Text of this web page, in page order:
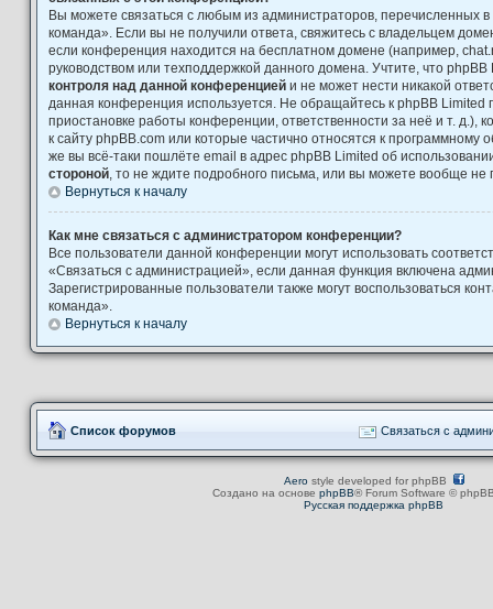
Вы можете связаться с любым из администраторов, перечисленных
команда». Если вы не получили ответа, свяжитесь с владельцем
если конференция находится на бесплатном домене (например,
руководством или техподдержкой данного домена. Учтите, что
контроля над данной конференцией и не может нести никакой
данная конференция используется. Не обращайтесь к phpBB Limited
приостановке работы конференции, ответственности за неё и т. д.),
к сайту phpBB.com или которые частично относятся к программному
же вы всё-таки пошлёте email в адрес phpBB Limited об
стороной , то не ждите подробного письма, или вы можете вообще не
Вернуться к началу
Как мне связаться с администратором конференции?
Все пользователи данной конференции могут использовать
«Связаться с администрацией», если данная функция включена
Зарегистрированные пользователи также могут воспользоваться
команда».
Вернуться к началу
Список форумов Связаться с
Aerostyle developed for phpBB
Создано на основе phpBB® Forum Software ©
Русская поддержка phpBB